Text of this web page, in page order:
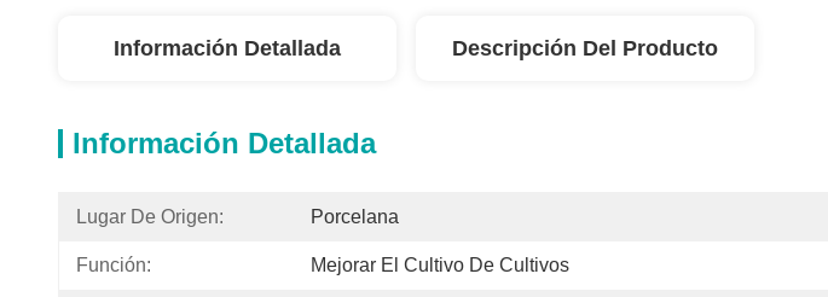
Información Detallada Descripción Del Producto
Información Detallada
Lugar De Origen: Porcelana
Función: Mejorar El Cultivo De Cultivos